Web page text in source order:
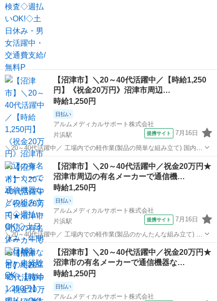
【沼津市】＼20～40代活躍中／【時給1,250
円】《祝金20万円》沼津市周辺…
時給1,250円
日払い
アルムメディカルサポート株式会社
片浜駅
提携サイト 7月16日
＼20～40代活躍中／ 工場内での軽作業(製品の簡単な組み立て) 国内各
地の船舶などで使用される通信機器等の組立、 製品に計器類をとりつ
けるネジ締めや配線、検査など。 男女共に活躍している職場です。 単
調な流れ作業の工程...
静岡 沼津市 片浜駅
【沼津市】＼20～40代活躍中／祝金20万円★
沼津市周辺の有名メーカーで通信機…
時給1,250円
日払い
アルムメディカルサポート株式会社
片浜駅
提携サイト 7月16日
＼20～40代活躍中／ 工場内での軽作業(製品のかんたんな組み立て) 国
内各地の船舶などで使用される通信機器等の組立、 製品に計器類をと
りつけるネジ締めや配線、検査など。 男女共に活躍している職場で
す。 単調な流れ作業の...
静岡 沼津市 片浜駅 その他
【沼津市】＼20～40代活躍中／祝金20万円★
沼津市の有名メーカーで通信機器な…
時給1,250円
日払い
アルムメディカルサポート株式会社